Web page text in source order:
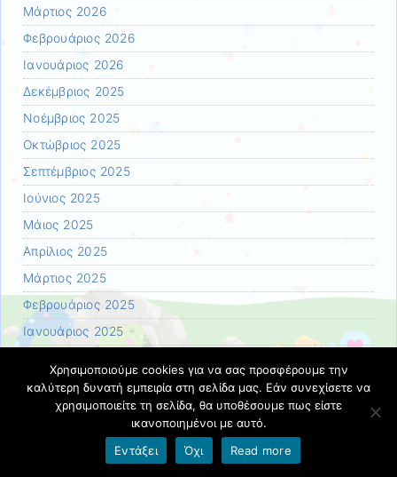
Μάρτιος 2026
Φεβρουάριος 2026
Ιανουάριος 2026
Δεκέμβριος 2025
Νοέμβριος 2025
Οκτώβριος 2025
Σεπτέμβριος 2025
Ιούνιος 2025
Μάιος 2025
Απρίλιος 2025
Μάρτιος 2025
Φεβρουάριος 2025
Ιανουάριος 2025
Νοέμβριος 2024
Οκτώβριος 2024
Σεπτέμβριος 2024
Χρησιμοποιούμε cookies για να σας προσφέρουμε την
καλύτερη δυνατή εμπειρία στη σελίδα μας. Εάν συνεχίσετε να
χρησιμοποιείτε τη σελίδα, θα υποθέσουμε πως είστε
ικανοποιημένοι με αυτό.
Εντάξει
Όχι Read more